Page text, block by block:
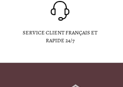
SERVICE CLIENT FRANÇAIS ET
RAPIDE 24/7